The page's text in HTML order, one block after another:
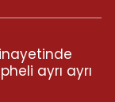
ayrı ayrı